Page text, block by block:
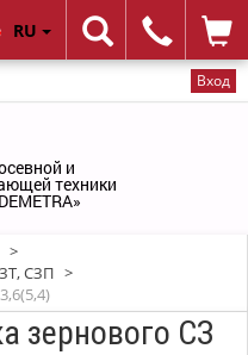
Вход
RU
и
техники
>
СЗП >
зернового СЗ